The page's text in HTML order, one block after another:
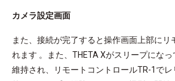
カメラ設定画面
また、接続が完了すると操作画面上部にリ
れます 。また、THETA Xがスリープにな
維持され、リモートコントロールTR-1で